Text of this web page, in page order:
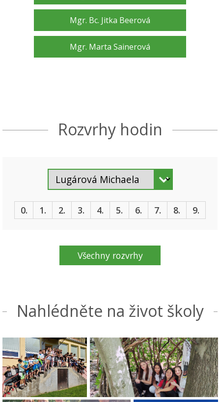
Mgr. Bc. Jitka Beerová
Mgr. Marta Sainerová
Rozvrhy hodin
0. 1. 2. 3. 4. 5. 6. 7. 8. 9.
Všechny rozvrhy
Nahlédněte na život školy